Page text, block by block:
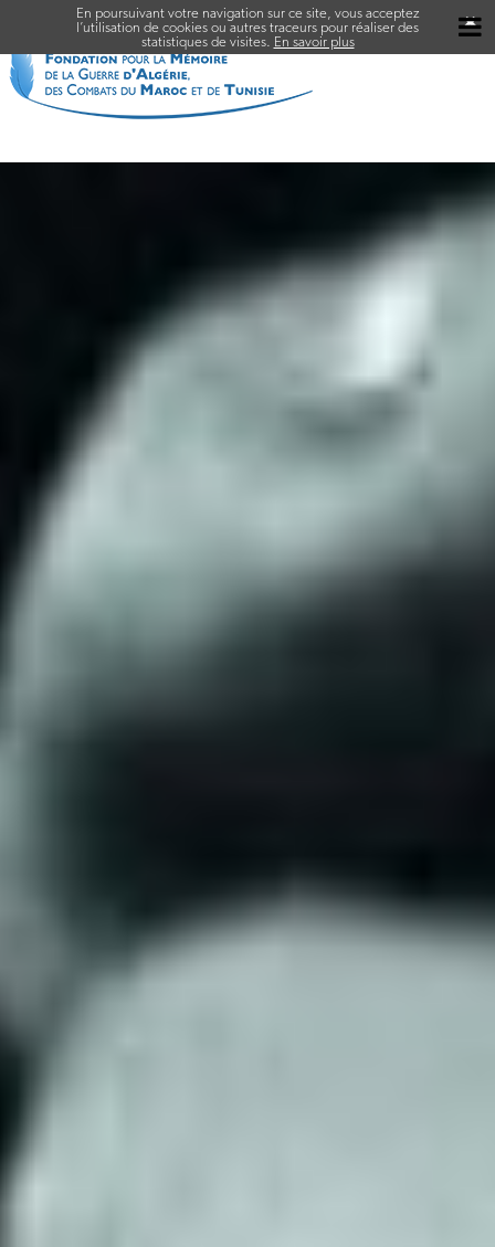
En poursuivant votre navigation sur ce site, vous acceptez
l’utilisation de cookies ou autres traceurs pour réaliser des
statistiques de visites. En savoir plus
✖